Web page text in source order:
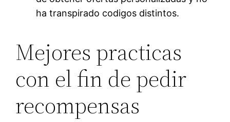
ha transpirado codigos distintos.
Mejores practicas
con el fin de pedir
recompensas